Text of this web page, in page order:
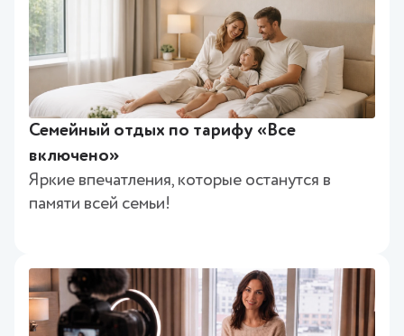
Семейный отдых по тарифу «Все
включено»
Яркие впечатления, которые останутся в
памяти всей семьи!